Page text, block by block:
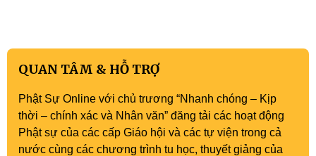
QUAN TÂM & HỖ TRỢ
Phật Sự Online với chủ trương “Nhanh chóng – Kịp
thời – chính xác và Nhân văn” đăng tải các hoạt động
Phật sự của các cấp Giáo hội và các tự viện trong cả
nước cùng các chương trình tu học, thuyết giảng của